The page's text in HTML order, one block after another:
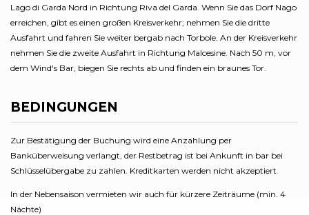
Lago di Garda Nord in Richtung Riva del Garda. Wenn Sie das Dorf Nago
erreichen, gibt es einen großen Kreisverkehr; nehmen Sie die dritte
Ausfahrt und fahren Sie weiter bergab nach Torbole. An der Kreisverkehr
nehmen Sie die zweite Ausfahrt in Richtung Malcesine. Nach 50 m, vor
dem Wind's Bar, biegen Sie rechts ab und finden ein braunes Tor.
BEDINGUNGEN
Zur Bestätigung der Buchung wird eine Anzahlung per
Banküberweisung verlangt, der Restbetrag ist bei Ankunft in bar bei
Schlüsselübergabe zu zahlen. Kreditkarten werden nicht akzeptiert.
In der Nebensaison vermieten wir auch für kürzere Zeiträume (min. 4
Nächte)